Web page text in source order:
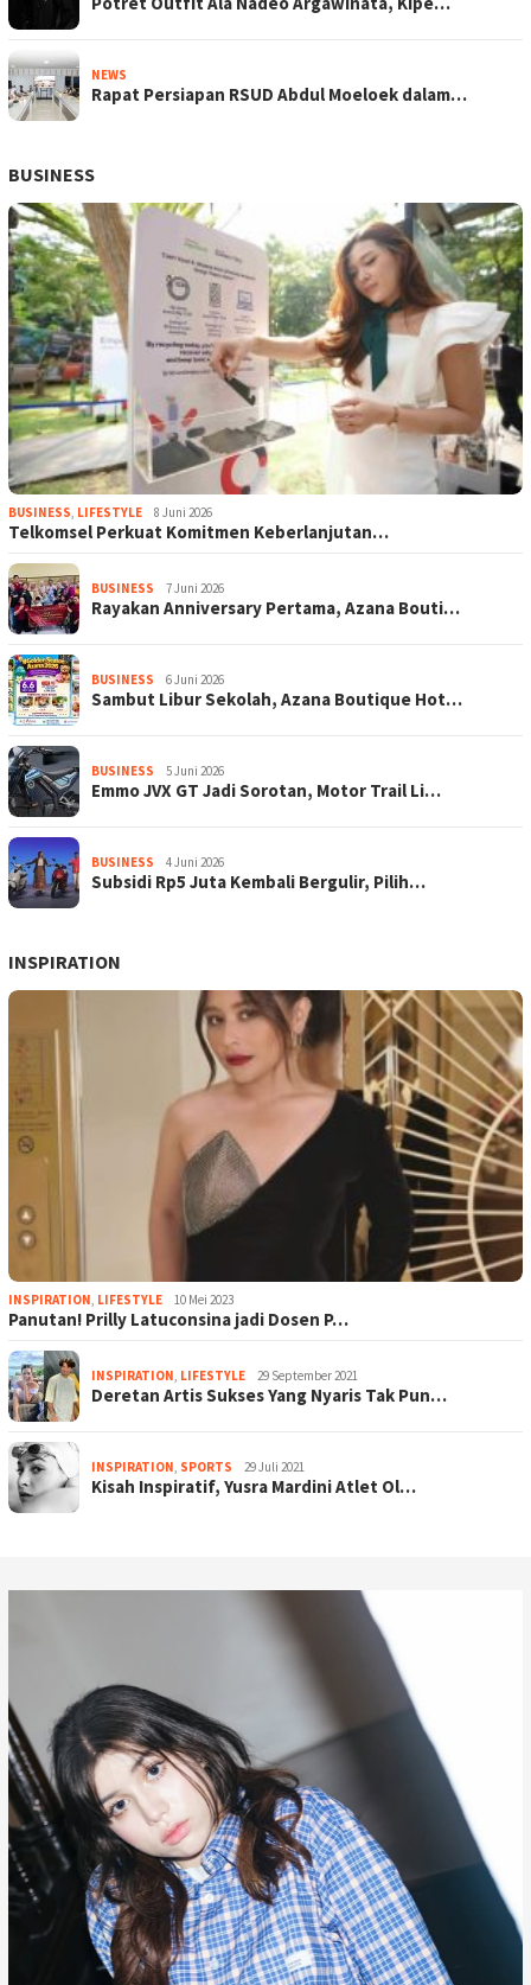
NEWS
Rapat Persiapan RSUD Abdul Moeloek dalam…
BUSINESS
BUSINESS LIFESTYLE 8 Juni 2026
Telkomsel Perkuat Komitmen Keberlanjutan…
BUSINESS 7 Juni 2026
Rayakan Anniversary Pertama, Azana Bouti…
BUSINESS 6 Juni 2026
Sambut Libur Sekolah, Azana Boutique Hot…
BUSINESS 5 Juni 2026
Emmo JVX GT Jadi Sorotan, Motor Trail Li…
BUSINESS 4 Juni 2026
Subsidi Rp5 Juta Kembali Bergulir, Pilih…
INSPIRATION
INSPIRATION LIFESTYLE 10 Mei 2023
Panutan! Prilly Latuconsina jadi Dosen P…
INSPIRATION LIFESTYLE 29 September 2021
Deretan Artis Sukses Yang Nyaris Tak Pun…
INSPIRATION SPORTS 29 Juli 2021
Kisah Inspiratif, Yusra Mardini Atlet Ol…